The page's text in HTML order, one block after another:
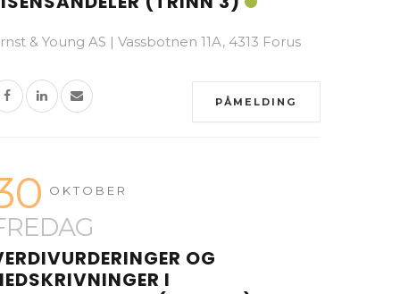
& Young AS | Vassbotnen 11A, 4313 Forus
PÅMELDING
OKTOBER
OG
I